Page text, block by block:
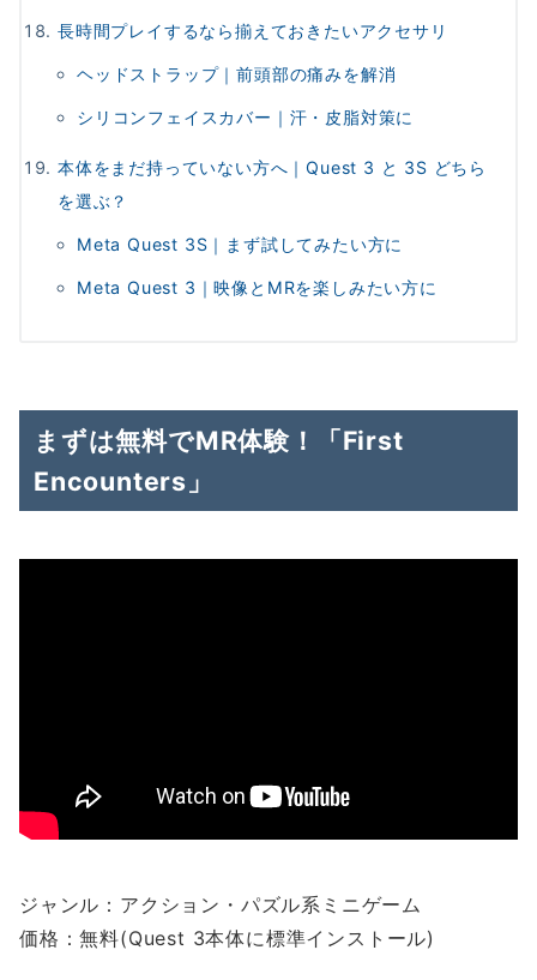
長時間プレイするなら揃えておきたいアクセサリ
ヘッドストラップ｜前頭部の痛みを解消
シリコンフェイスカバー｜汗・皮脂対策に
本体をまだ持っていない方へ｜Quest 3 と 3S どちら
を選ぶ？
Meta Quest 3S｜まず試してみたい方に
Meta Quest 3｜映像とMRを楽しみたい方に
まずは無料でMR体験！「First
Encounters」
ジャンル：アクション・パズル系ミニゲーム
価格：無料(Quest 3本体に標準インストール)